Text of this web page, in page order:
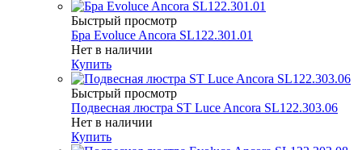
Быстрый просмотр
Бра Evoluce Ancora SL122.301.01
Нет в наличии
Купить
Быстрый просмотр
Подвесная люстра ST Luce Ancora SL122.303.06
Нет в наличии
Купить